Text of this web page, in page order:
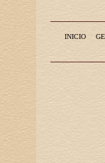
INICIO